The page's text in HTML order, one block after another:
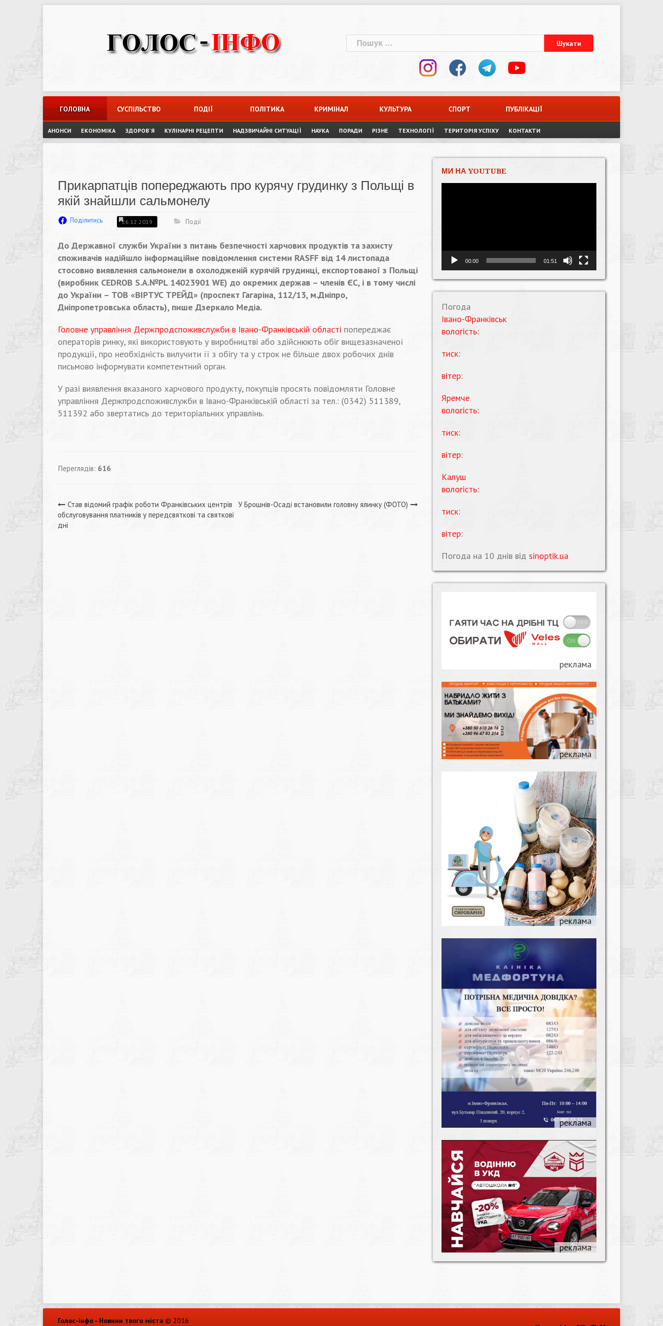
Пошук:
ГОЛОВНА СУСПІЛЬСТВО ПОДІЇ ПОЛІТИКА КРИМІНАЛ КУЛЬТУРА СПОРТ ПУБЛІКАЦІЇ
АНОНСИ ЕКОНОМІКА ЗДОРОВ`Я КУЛІНАРНІ РЕЦЕПТИ НАДЗВИЧАЙНІ СИТУАЦІЇ НАУКА ПОРАДИ РІЗНЕ ТЕХНОЛОГІЇ ТЕРИТОРІЯ УСПІХУ КОНТАКТИ
Прикарпатців попереджають про курячу грудинку з Польщі в
якій знайшли сальмонелу
Поділитись 26.12.2019 Події
До Державної служби України з питань безпечності харчових продуктів та захисту
споживачів надійшло інформаційне повідомлення системи RASFF від 14 листопада
стосовно виявлення сальмонели в охолодженій курячій грудинці, експортованої з Польщі
(виробник CEDROB S.A.№PL 14023901 WE) до окремих держав – членів ЄС, і в тому числі
до України – ТОВ «ВІРТУС ТРЕЙД» (проспект Гагаріна, 112/13, м.Дніпро,
Дніпропетровська область), пише Дзеркало Медіа.
Головне управління Держпродспоживслужби в Івано-Франківській області попереджає
операторів ринку, які використовують у виробництві або здійснюють обіг вищезазначеної
продукції, про необхідність вилучити її з обігу та у строк не більше двох робочих днів
письмово інформувати компетентний орган.
У разі виявлення вказаного харчового продукту, покупців просять повідомляти Головне
управління Держпродспоживслужби в Івано-Франківській області за тел.: (0342) 511389,
511392 або звертатись до територіальних управлінь.
Переглядів: 616
Навігація
записів
Став відомий графік роботи Франківських центрів
обслуговування платників у передсвяткові та святкові
дні
У Брошнів-Осаді встановили головну ялинку (ФОТО)
МИ НА YOUTUBE
00:00 01:51
Погода
Івано-Франківськ
вологість:
тиск:
вітер:
Яремче
вологість:
тиск:
вітер:
Калуш
вологість:
тиск:
вітер:
Погода на 10 днів від sinoptik.ua
Голос-інфо - Новини твого міста © 2016